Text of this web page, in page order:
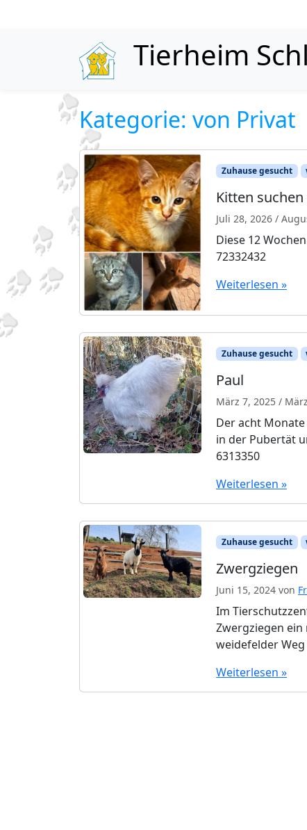
Tierheim
Kategorie: von Privat
Zuhause gesucht
Kitten
Juli 28, 2026 /
Diese 12
72332432
Weiterlesen »
Zuhause gesucht
Paul
März 7, 2025 /
Der acht
in der Pubertät
6313350
Weiterlesen »
Zuhause gesucht
Zwergziegen
Juni 15, 2024 von
Im
Zwergziegen ein
weidefelder Weg
Weiterlesen »